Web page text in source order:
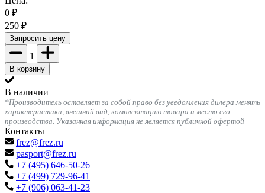
0 ₽
250 ₽
Запросить цену
1
В корзину
В наличии
*Производитель оставляет за собой право без уведомления дилера менять
характеристики, внешний вид, комплектацию товара и место его
производства. Указанная информация не является публичной офертой
Контакты
frez@frez.ru
pasport@frez.ru
+7 (495) 646-50-26
+7 (499) 729-96-41
+7 (906) 063-41-23